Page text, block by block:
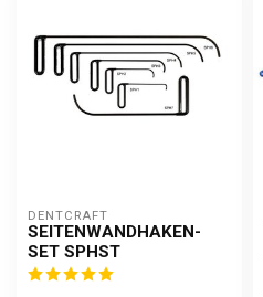
DENTCRAFT
SEITENWANDHAKEN-
SET SPHST